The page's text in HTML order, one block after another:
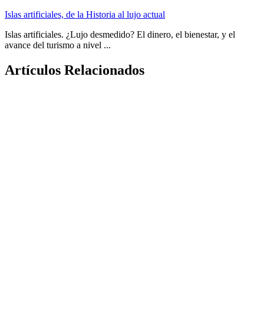
Islas artificiales, de la Historia al lujo actual
Islas artificiales. ¿Lujo desmedido? El dinero, el bienestar, y el
avance del turismo a nivel ...
Artículos Relacionados